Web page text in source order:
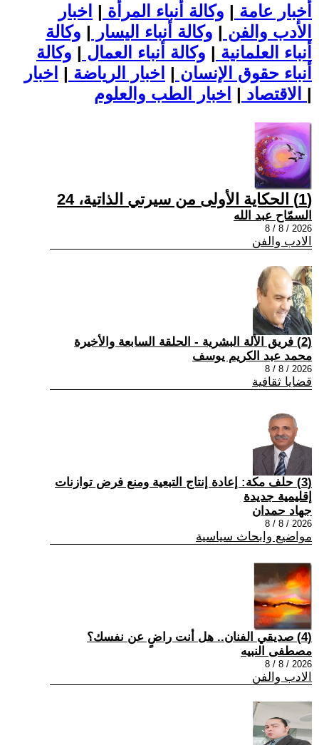
أخبار عامة | وكالة أنباء المرأة | اخبار
الأدب والفن | وكالة أنباء اليسار | وكالة
أنباء العلمانية | وكالة أنباء العمال | وكالة
أنباء حقوق الإنسان | اخبار الرياضة | اخبار
الاقتصاد | |
(1) الحكاية الأولى من سيرتي الذاتية، 24
السمّاح عبد الله
2026 / 8 / 8
الادب والفن
(2) فريق الألة البشرية - الحلقة السابعة والأخيرة
محمد عبد الكريم يوسف
2026 / 8 / 8
قضايا ثقافية
(3) حلف مكة: إعادة إنتاج التبعية ومنع فرض توازنات
إقليمية جديدة
جهاد حمدان
2026 / 8 / 8
مواضيع وابحاث سياسية
(4) صديقي الفنان.. هل أنت راضٍ عن نفسك؟
مصطفى النبيه
2026 / 8 / 8
الادب والفن